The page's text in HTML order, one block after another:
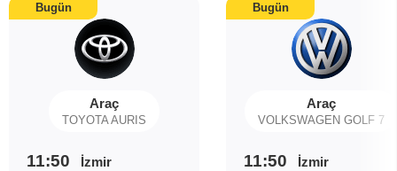
Bugün
Araç
TOYOTA AURIS
11:50 İzmir
Bugün
Araç
VOLKSWAGEN GOLF 7
11:50 İzmir